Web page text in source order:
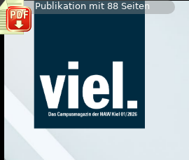
Publikation mit 88 Seiten